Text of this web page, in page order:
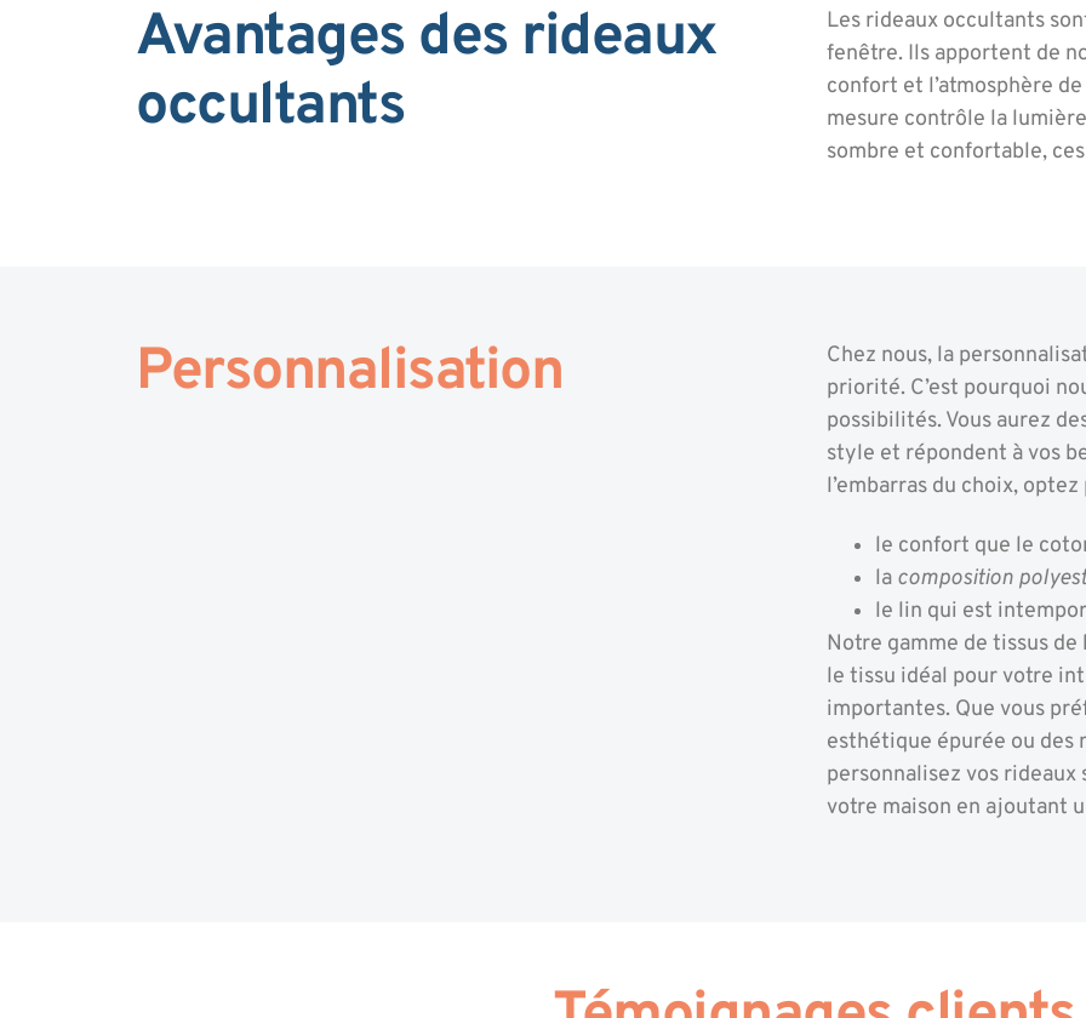
Avantages des rideaux
occultants
Les rideaux occultants
fenêtre. Ils apportent de
confort et l’atmosphère
mesure contrôle la
sombre et confortable,
Personnalisation
Chez nous, la
priorité. C’est pourquoi
possibilités. Vous aurez
style et répondent à vos
l’embarras du choix, optez
le confort que le
la composition
le lin qui est
Notre gamme de tissus
le tissu idéal pour votre
importantes. Que vous
esthétique épurée ou
personnalisez vos
votre maison en ajoutant